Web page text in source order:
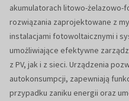
akumulatorach litowo-żelazowo-
rozwiązania zaprojektowane z
instalacjami fotowoltaicznymi i
umożliwiające efektywne
z PV, jak i z sieci. Urządzenia
autokonsumpcji, zapewniają
przypadku zaniku energii oraz